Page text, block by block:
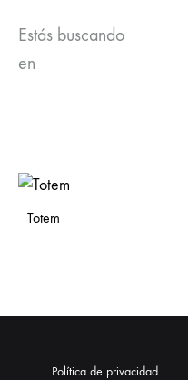
Estás buscando
en
Totem
Política de privacidad